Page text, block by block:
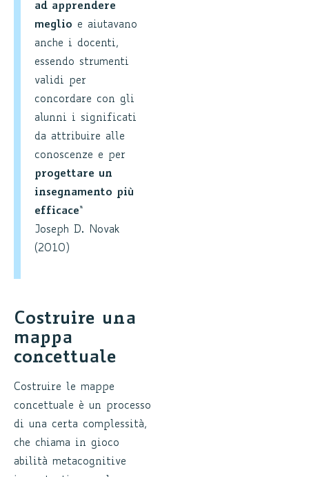
ad apprendere
meglio e aiutavano
anche i docenti,
essendo strumenti
validi per
concordare con gli
alunni i significati
da attribuire alle
conoscenze e per
progettare un
insegnamento più
efficace“
Joseph D. Novak
(2010)
Costruire una
mappa
concettuale
Costruire le mappe
concettuale è un processo
di una certa complessità,
che chiama in gioco
abilità metacognitive